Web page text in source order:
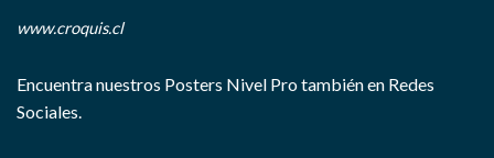
www.croquis.cl
Encuentra nuestros Posters Nivel Pro también en Redes
Sociales.